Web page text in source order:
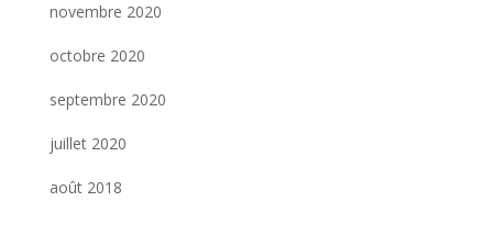
novembre 2020
octobre 2020
septembre 2020
juillet 2020
août 2018